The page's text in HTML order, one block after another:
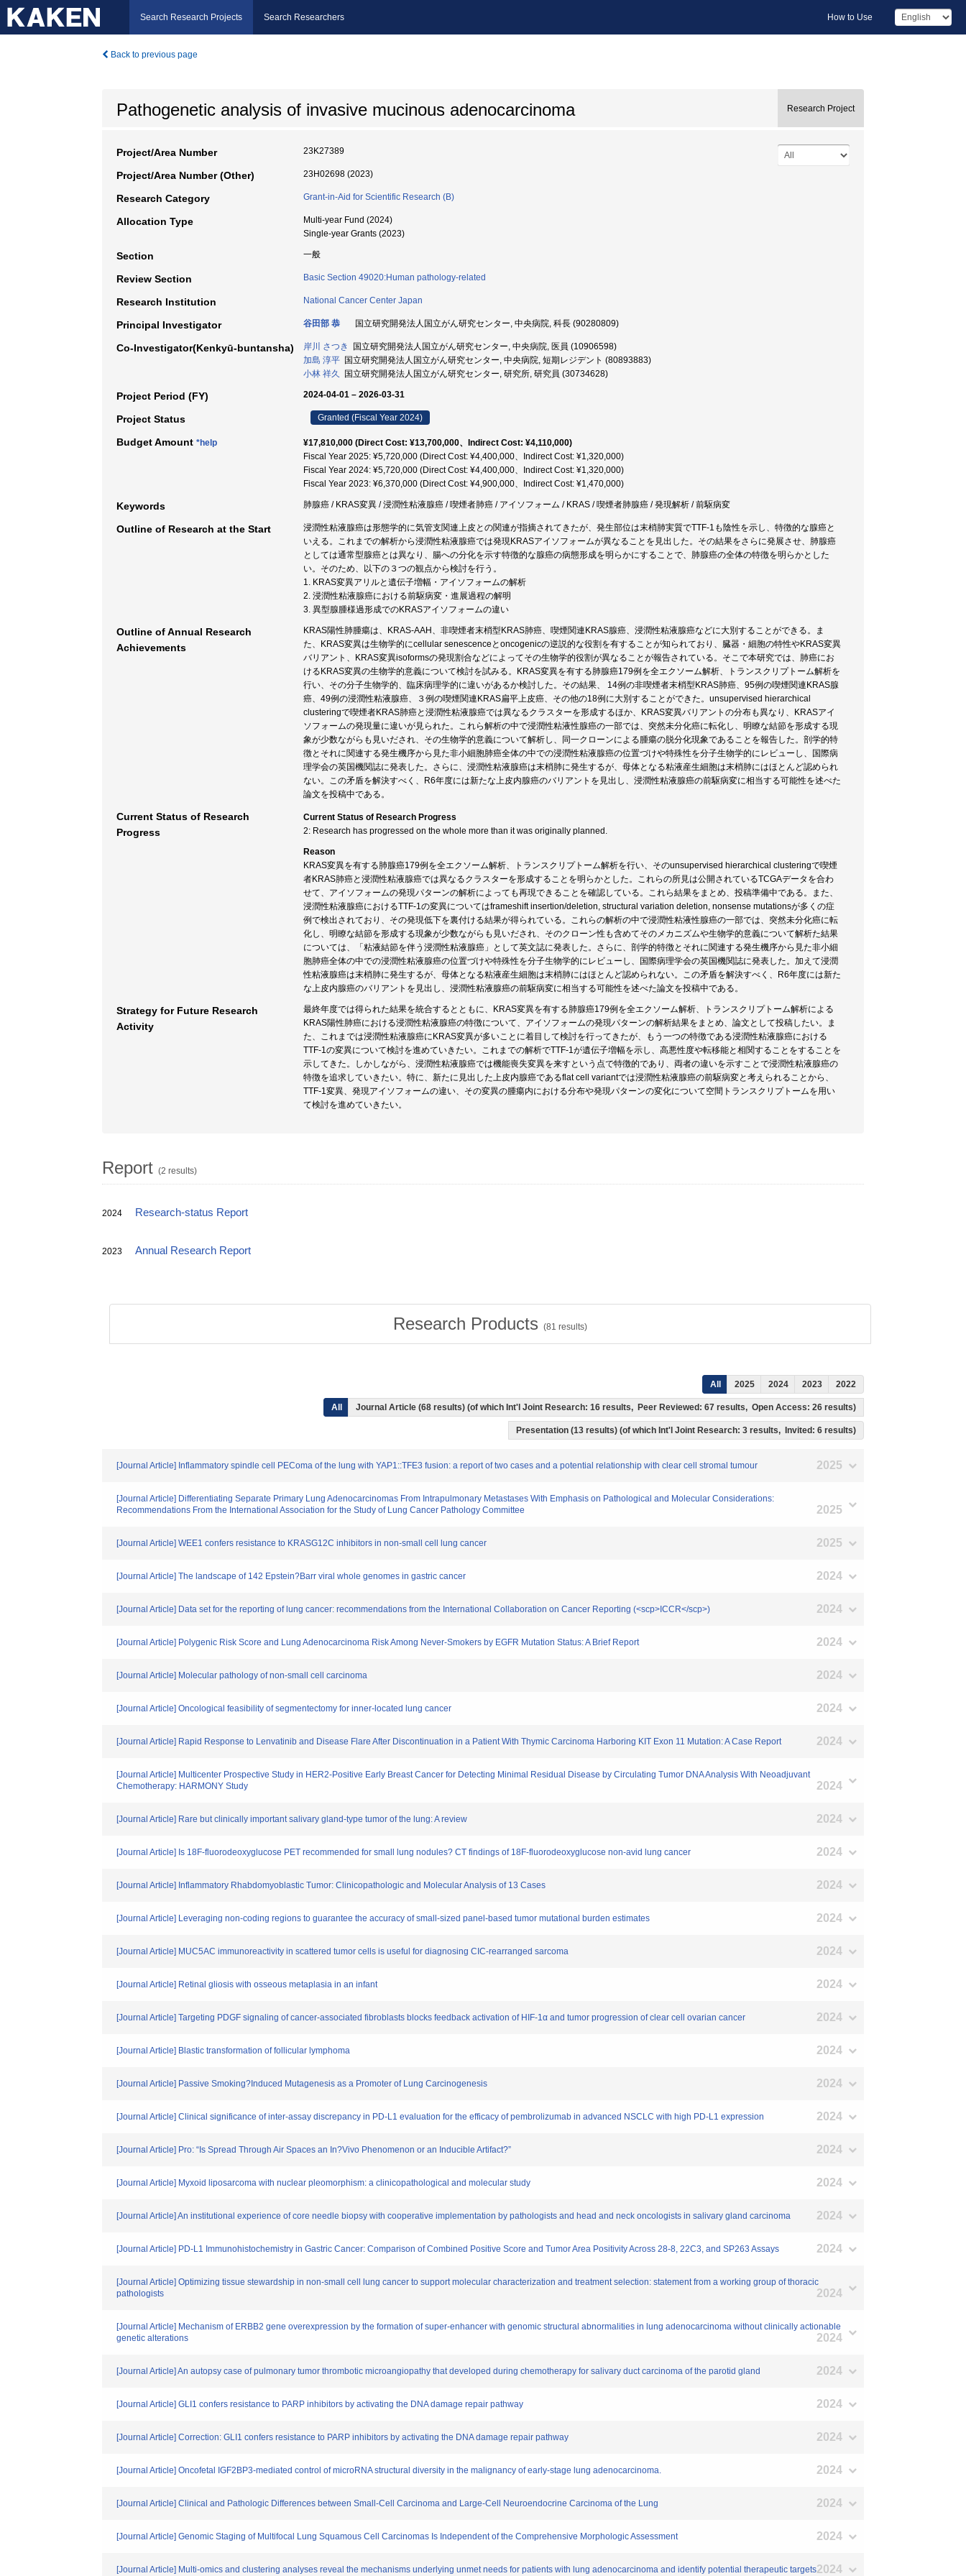
Search Research Projects Search Researchers How to Use
Back to previous page
Pathogenetic analysis of invasive mucinous adenocarcinoma Research Project
Project/Area Number 23K27389
Project/Area Number (Other) 23H02698 (2023)
Research Category Grant-in-Aid for Scientific Research (B)
Allocation Type
Multi-year Fund (2024)
Single-year Grants (2023)
Section 一般
Review Section Basic Section 49020:Human pathology-related
Research Institution National Cancer Center Japan
Principal Investigator 谷田部 恭 国立研究開発法人国立がん研究センター, 中央病院, 科長 (90280809)
Co-Investigator(Kenkyū-buntansha) 岸川 さつき
国立研究開発法人国立がん研究センター, 中央病院, 医員 (10906598)
加島 淳平 国立研究開発法人国立がん研究センター, 中央病院, 短期レジデント (80893883)
小林 祥久
国立研究開発法人国立がん研究センター, 研究所, 研究員 (30734628)
Project Period (FY) 2024-04-01 – 2026-03-31
Project Status Granted (Fiscal Year 2024)
Budget Amount *help
¥17,810,000 (Direct Cost: ¥13,700,000、Indirect Cost: ¥4,110,000)
Fiscal Year 2025: ¥5,720,000 (Direct Cost: ¥4,400,000、Indirect Cost: ¥1,320,000)
Fiscal Year 2024: ¥5,720,000 (Direct Cost: ¥4,400,000、Indirect Cost: ¥1,320,000)
Fiscal Year 2023: ¥6,370,000 (Direct Cost: ¥4,900,000、Indirect Cost: ¥1,470,000)
Keywords 肺腺癌 / KRAS変異 / 浸潤性粘液腺癌 / 喫煙者肺癌 / アイソフォーム / KRAS / 喫煙者肺腺癌 / 発現解析 / 前駆病変
Outline of Research at the Start
浸潤性粘液腺癌は形態学的に気管支関連上皮との関連が指摘されてきたが、発生部位は末梢肺実質でTTF-1も陰性を示し、特徴的な腺癌と
いえる。これまでの解析から浸潤性粘液腺癌では発現KRASアイソフォームが異なることを見出した。その結果をさらに発展させ、肺腺癌
としては通常型腺癌とは異なり、腸への分化を示す特徴的な腺癌の病態形成を明らかにすることで、肺腺癌の全体の特徴を明らかとした
い。そのため、以下の３つの観点から検討を行う。
1. KRAS変異アリルと遺伝子増幅・アイソフォームの解析
2. 浸潤性粘液腺癌における前駆病変・進展過程の解明
3. 異型腺腫様過形成でのKRASアイソフォームの違い
Outline of Annual Research
Achievements
KRAS陽性肺腫瘍は、KRAS-AAH、非喫煙者末梢型KRAS肺癌、喫煙関連KRAS腺癌、浸潤性粘液腺癌などに大別することができる。ま
た、KRAS変異は生物学的にcellular senescenceとoncogenicの逆説的な役割を有することが知られており、臓器・細胞の特性やKRAS変異
バリアント、KRAS変異isoformsの発現割合などによってその生物学的役割が異なることが報告されている。そこで本研究では、肺癌にお
けるKRAS変異の生物学的意義について検討を試みる。KRAS変異を有する肺腺癌179例を全エクソーム解析、トランスクリプトーム解析を
行い、その分子生物学的、臨床病理学的に違いがあるか検討した。その結果、 14例の非喫煙者末梢型KRAS肺癌、95例の喫煙関連KRAS腺
癌、49例の浸潤性粘液腺癌、３例の喫煙関連KRAS扁平上皮癌、その他の18例に大別することができた。unsupervised hierarchical
clusteringで喫煙者KRAS肺癌と浸潤性粘液腺癌では異なるクラスターを形成するほか、KRAS変異バリアントの分布も異なり、KRASアイ
ソフォームの発現量に違いが見られた。これら解析の中で浸潤性粘液性腺癌の一部では、突然未分化癌に転化し、明瞭な結節を形成する現
象が少数ながらも見いだされ、その生物学的意義について解析し、同一クローンによる腫瘍の脱分化現象であることを報告した。剖学的特
徴とそれに関連する発生機序から見た非小細胞肺癌全体の中での浸潤性粘液腺癌の位置づけや特殊性を分子生物学的にレビューし、国際病
理学会の英国機関誌に発表した。さらに、浸潤性粘液腺癌は末梢肺に発生するが、母体となる粘液産生細胞は末梢肺にはほとんど認められ
ない。この矛盾を解決すべく、R6年度には新たな上皮内腺癌のバリアントを見出し、浸潤性粘液腺癌の前駆病変に相当する可能性を述べた
論文を投稿中である。
Current Status of Research
Progress
Current Status of Research Progress
2: Research has progressed on the whole more than it was originally planned.
Reason
KRAS変異を有する肺腺癌179例を全エクソーム解析、トランスクリプトーム解析を行い、そのunsupervised hierarchical clusteringで喫煙
者KRAS肺癌と浸潤性粘液腺癌では異なるクラスターを形成することを明らかとした。これらの所見は公開されているTCGAデータを合わ
せて、アイソフォームの発現パターンの解析によっても再現できることを確認している。これら結果をまとめ、投稿準備中である。また、
浸潤性粘液腺癌におけるTTF-1の変異についてはframeshift insertion/deletion, structural variation deletion, nonsense mutationsが多くの症
例で検出されており、その発現低下を裏付ける結果が得られている。これらの解析の中で浸潤性粘液性腺癌の一部では、突然未分化癌に転
化し、明瞭な結節を形成する現象が少数ながらも見いだされ、そのクローン性も含めてそのメカニズムや生物学的意義について解析た結果
については、「粘液結節を伴う浸潤性粘液腺癌」として英文誌に発表した。さらに、剖学的特徴とそれに関連する発生機序から見た非小細
胞肺癌全体の中での浸潤性粘液腺癌の位置づけや特殊性を分子生物学的にレビューし、国際病理学会の英国機関誌に発表した。加えて浸潤
性粘液腺癌は末梢肺に発生するが、母体となる粘液産生細胞は末梢肺にはほとんど認められない。この矛盾を解決すべく、R6年度には新た
な上皮内腺癌のバリアントを見出し、浸潤性粘液腺癌の前駆病変に相当する可能性を述べた論文を投稿中である。
Strategy for Future Research
Activity
最終年度では得られた結果を統合するとともに、KRAS変異を有する肺腺癌179例を全エクソーム解析、トランスクリプトーム解析による
KRAS陽性肺癌における浸潤性粘液腺癌の特徴について、アイソフォームの発現パターンの解析結果をまとめ、論文として投稿したい。ま
た、これまでは浸潤性粘液腺癌にKRAS変異が多いことに着目して検討を行ってきたが、もう一つの特徴である浸潤性粘液腺癌における
TTF-1の変異について検討を進めていきたい。これまでの解析でTTF-1が遺伝子増幅を示し、高悪性度や転移能と相関することをすることを
示してきた。しかしながら、浸潤性粘液腺癌では機能喪失変異を来すという点で特徴的であり、両者の違いを示すことで浸潤性粘液腺癌の
特徴を追求していきたい。特に、新たに見出した上皮内腺癌であるflat cell variantでは浸潤性粘液腺癌の前駆病変と考えられることから、
TTF-1変異、発現アイソフォームの違い、その変異の腫瘍内における分布や発現パターンの変化について空間トランスクリプトームを用い
て検討を進めていきたい。
Report (2 results)
2024 Research-status Report
2023 Annual Research Report
Research Products (81 results)
All 2025 2024 2023 2022
All Journal Article (68 results) (of which Int'l Joint Research: 16 results, Peer Reviewed: 67 results, Open Access: 26 results)
Presentation (13 results) (of which Int'l Joint Research: 3 results, Invited: 6 results)
[Journal Article] Inflammatory spindle cell PEComa of the lung with YAP1::TFE3 fusion: a report of two cases and a potential relationship with clear cell stromal tumour 2025
[Journal Article] Differentiating Separate Primary Lung Adenocarcinomas From Intrapulmonary Metastases With Emphasis on Pathological and Molecular Considerations:
Recommendations From the International Association for the Study of Lung Cancer Pathology Committee
2025
[Journal Article] WEE1 confers resistance to KRASG12C inhibitors in non-small cell lung cancer 2025
[Journal Article] The landscape of 142 Epstein?Barr viral whole genomes in gastric cancer 2024
[Journal Article] Data set for the reporting of lung cancer: recommendations from the International Collaboration on Cancer Reporting (<scp>ICCR</scp>) 2024
[Journal Article] Polygenic Risk Score and Lung Adenocarcinoma Risk Among Never-Smokers by EGFR Mutation Status: A Brief Report 2024
[Journal Article] Molecular pathology of non-small cell carcinoma 2024
[Journal Article] Oncological feasibility of segmentectomy for inner-located lung cancer 2024
[Journal Article] Rapid Response to Lenvatinib and Disease Flare After Discontinuation in a Patient With Thymic Carcinoma Harboring KIT Exon 11 Mutation: A Case Report 2024
[Journal Article] Multicenter Prospective Study in HER2-Positive Early Breast Cancer for Detecting Minimal Residual Disease by Circulating Tumor DNA Analysis With Neoadjuvant
Chemotherapy: HARMONY Study
2024
[Journal Article] Rare but clinically important salivary gland-type tumor of the lung: A review 2024
[Journal Article] Is 18F-fluorodeoxyglucose PET recommended for small lung nodules? CT findings of 18F-fluorodeoxyglucose non-avid lung cancer 2024
[Journal Article] Inflammatory Rhabdomyoblastic Tumor: Clinicopathologic and Molecular Analysis of 13 Cases 2024
[Journal Article] Leveraging non‐coding regions to guarantee the accuracy of small‐sized panel‐based tumor mutational burden estimates 2024
[Journal Article] MUC5AC immunoreactivity in scattered tumor cells is useful for diagnosing CIC-rearranged sarcoma 2024
[Journal Article] Retinal gliosis with osseous metaplasia in an infant 2024
[Journal Article] Targeting PDGF signaling of cancer-associated fibroblasts blocks feedback activation of HIF-1α and tumor progression of clear cell ovarian cancer 2024
[Journal Article] Blastic transformation of follicular lymphoma 2024
[Journal Article] Passive Smoking?Induced Mutagenesis as a Promoter of Lung Carcinogenesis 2024
[Journal Article] Clinical significance of inter-assay discrepancy in PD-L1 evaluation for the efficacy of pembrolizumab in advanced NSCLC with high PD-L1 expression 2024
[Journal Article] Pro: “Is Spread Through Air Spaces an In?Vivo Phenomenon or an Inducible Artifact?” 2024
[Journal Article] Myxoid liposarcoma with nuclear pleomorphism: a clinicopathological and molecular study 2024
[Journal Article] An institutional experience of core needle biopsy with cooperative implementation by pathologists and head and neck oncologists in salivary gland carcinoma 2024
[Journal Article] PD-L1 Immunohistochemistry in Gastric Cancer: Comparison of Combined Positive Score and Tumor Area Positivity Across 28-8, 22C3, and SP263 Assays 2024
[Journal Article] Optimizing tissue stewardship in non-small cell lung cancer to support molecular characterization and treatment selection: statement from a working group of thoracic
pathologists
2024
[Journal Article] Mechanism of ERBB2 gene overexpression by the formation of super-enhancer with genomic structural abnormalities in lung adenocarcinoma without clinically actionable
genetic alterations
2024
[Journal Article] An autopsy case of pulmonary tumor thrombotic microangiopathy that developed during chemotherapy for salivary duct carcinoma of the parotid gland 2024
[Journal Article] GLI1 confers resistance to PARP inhibitors by activating the DNA damage repair pathway 2024
[Journal Article] Correction: GLI1 confers resistance to PARP inhibitors by activating the DNA damage repair pathway 2024
[Journal Article] Oncofetal IGF2BP3-mediated control of microRNA structural diversity in the malignancy of early-stage lung adenocarcinoma. 2024
[Journal Article] Clinical and Pathologic Differences between Small-Cell Carcinoma and Large-Cell Neuroendocrine Carcinoma of the Lung 2024
[Journal Article] Genomic Staging of Multifocal Lung Squamous Cell Carcinomas Is Independent of the Comprehensive Morphologic Assessment 2024
[Journal Article] Multi-omics and clustering analyses reveal the mechanisms underlying unmet needs for patients with lung adenocarcinoma and identify potential therapeutic targets2024